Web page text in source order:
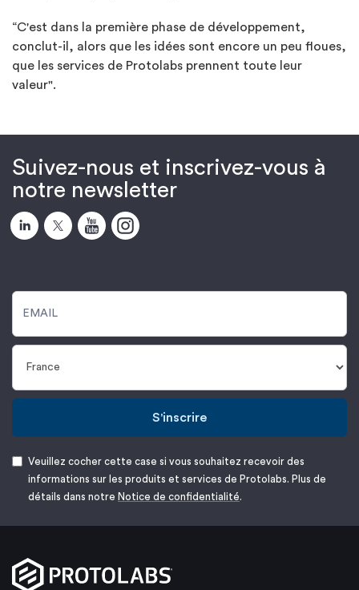
“C'est dans la première phase de développement,
conclut-il, alors que les idées sont encore un peu floues,
que les services de Protolabs prennent toute leur
valeur".
Suivez-nous et inscrivez-vous à
notre newsletter
S'inscrire
Veuillez cocher cette case si vous souhaitez recevoir des
informations sur les produits et services de Protolabs. Plus de
détails dans notre Notice de confidentialité